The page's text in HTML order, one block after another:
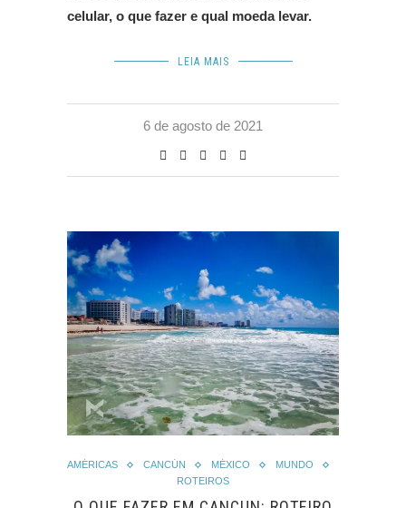
celular, o que fazer e qual moeda levar.
LEIA MAIS
6 de agosto de 2021
AMÉRICAS CANCÚN MÉXICO
MUNDO
ROTEIROS